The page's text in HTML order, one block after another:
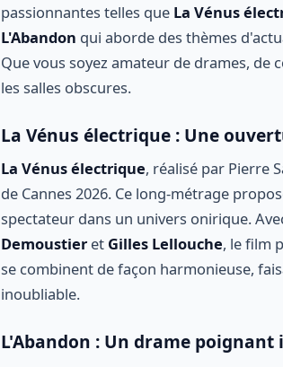
passionnantes telles que La Vénus
L'Abandon qui aborde des thèmes
Que vous soyez amateur de drames,
les salles obscures.
La Vénus électrique : Une
La Vénus électrique, réalisé par Pierre
de Cannes 2026. Ce long-métrage
spectateur dans un univers onirique.
Demoustier et Gilles Lellouche, le film
se combinent de façon harmonieuse,
inoubliable.
L'Abandon : Un drame